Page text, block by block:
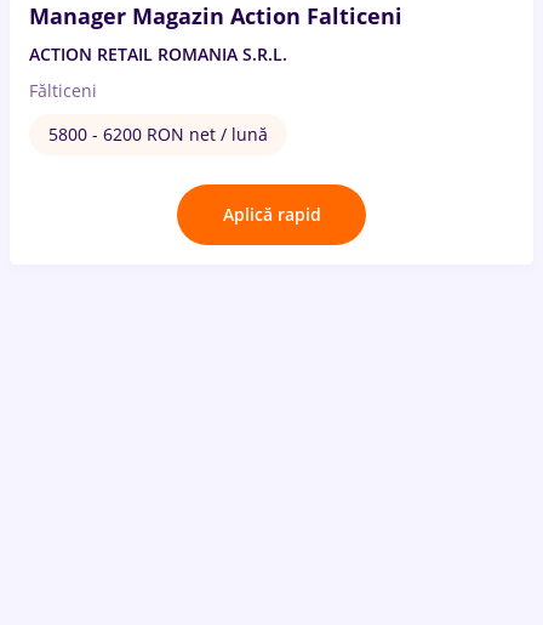
Manager Magazin Action Falticeni
ACTION RETAIL ROMANIA S.R.L.
Fălticeni
5800 - 6200 RON net / lună
Aplică rapid